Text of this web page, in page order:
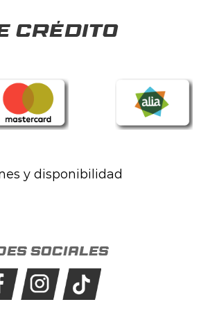
crédito
y disponibilidad
sociales